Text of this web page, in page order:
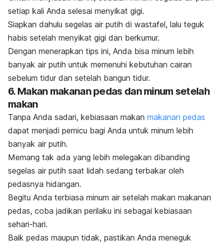
setiap kali Anda selesai menyikat gigi.
Siapkan dahulu segelas air putih di wastafel, lalu teguk
habis setelah menyikat gigi dan berkumur.
Dengan menerapkan tips ini, Anda bisa minum lebih
banyak air putih untuk memenuhi kebutuhan cairan
sebelum tidur dan setelah bangun tidur.
6. Makan makanan pedas dan minum setelah
makan
Tanpa Anda sadari, kebiasaan makan makanan pedas
dapat menjadi pemicu bagi Anda untuk minum lebih
banyak air putih.
Memang tak ada yang lebih melegakan dibanding
segelas air putih saat lidah sedang terbakar oleh
pedasnya hidangan.
Begitu Anda terbiasa minum air setelah makan makanan
pedas, coba jadikan perilaku ini sebagai kebiasaan
sehari-hari.
Baik pedas maupun tidak, pastikan Anda meneguk